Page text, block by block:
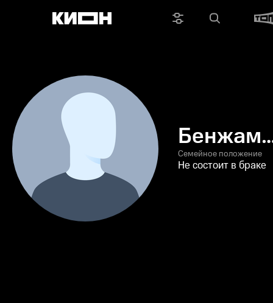
Коул
Семейное положение
Не состоит в браке